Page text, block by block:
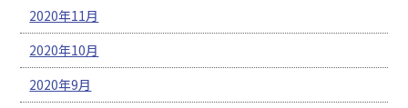
2020年11月
2020年10月
2020年9月